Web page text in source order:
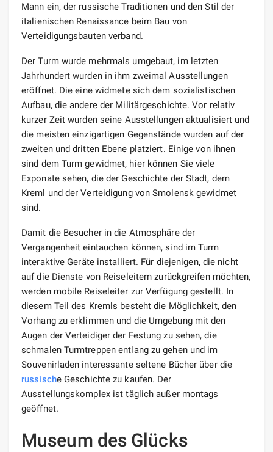
Mann ein, der russische Traditionen und den Stil der
italienischen Renaissance beim Bau von
Verteidigungsbauten verband.
Der Turm wurde mehrmals umgebaut, im letzten
Jahrhundert wurden in ihm zweimal Ausstellungen
eröffnet. Die eine widmete sich dem sozialistischen
Aufbau, die andere der Militärgeschichte. Vor relativ
kurzer Zeit wurden seine Ausstellungen aktualisiert und
die meisten einzigartigen Gegenstände wurden auf der
zweiten und dritten Ebene platziert. Einige von ihnen
sind dem Turm gewidmet, hier können Sie viele
Exponate sehen, die der Geschichte der Stadt, dem
Kreml und der Verteidigung von Smolensk gewidmet
sind.
Damit die Besucher in die Atmosphäre der
Vergangenheit eintauchen können, sind im Turm
interaktive Geräte installiert. Für diejenigen, die nicht
auf die Dienste von Reiseleitern zurückgreifen möchten,
werden mobile Reiseleiter zur Verfügung gestellt. In
diesem Teil des Kremls besteht die Möglichkeit, den
Vorhang zu erklimmen und die Umgebung mit den
Augen der Verteidiger der Festung zu sehen, die
schmalen Turmtreppen entlang zu gehen und im
Souvenirladen interessante seltene Bücher über die
russische Geschichte zu kaufen. Der
Ausstellungskomplex ist täglich außer montags
geöffnet.
Museum des Glücks